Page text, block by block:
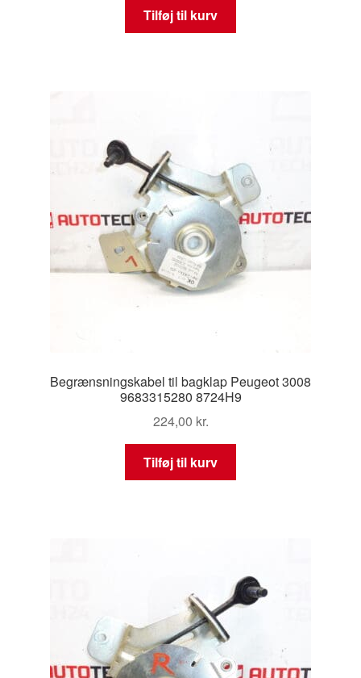
Tilføj til kurv
Begrænsningskabel til bagklap Peugeot 3008
9683315280 8724H9
224,00 kr.
Tilføj til kurv